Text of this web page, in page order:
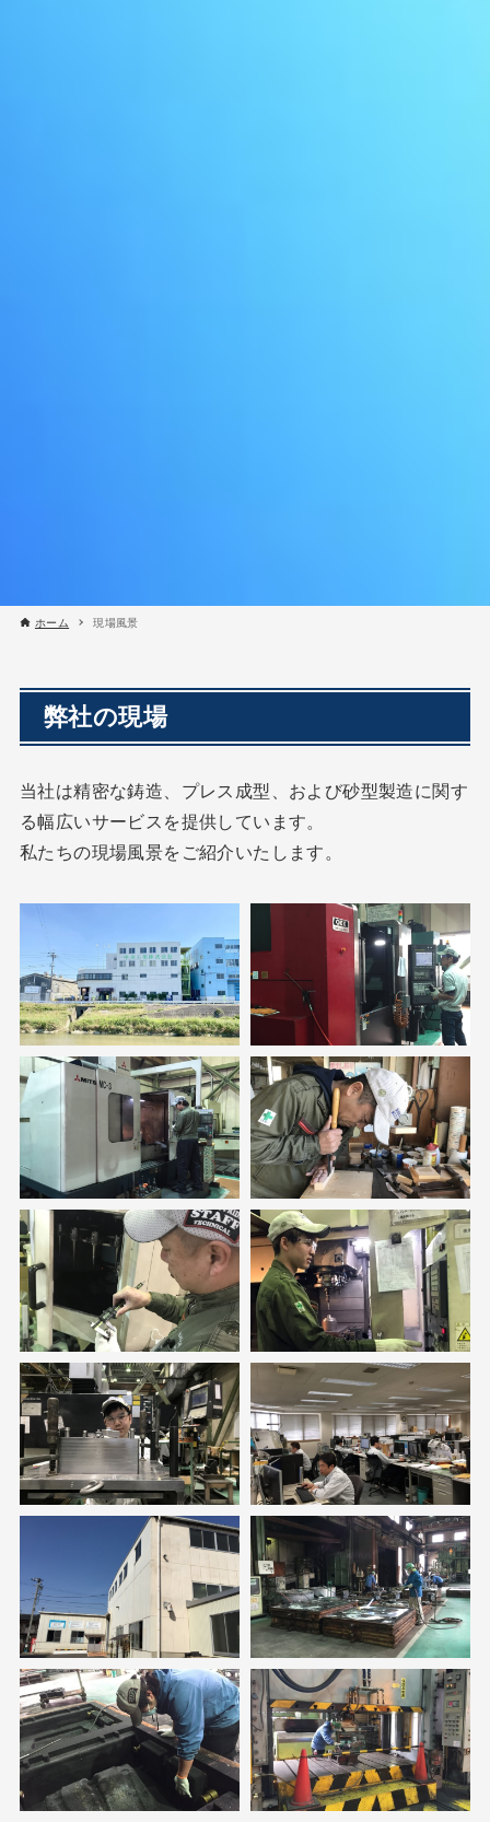
ホーム 現場風景
弊社の現場
当社は精密な鋳造、プレス成型、および砂型製造に関す
る幅広いサービスを提供しています。
私たちの現場風景をご紹介いたします。